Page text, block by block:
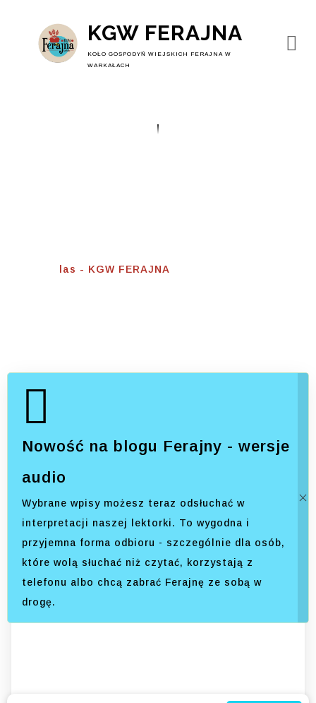
KGW FERAJNA
KOŁO GOSPODYŃ WIEJSKICH FERAJNA W
WARKAŁACH
las - KGW FERAJNA
Nowość na blogu Ferajny - wersje
audio
Wybrane wpisy możesz teraz odsłuchać w
interpretacji naszej lektorki. To wygodna i
przyjemna forma odbioru - szczególnie dla osób,
które wolą słuchać niż czytać, korzystają z
telefonu albo chcą zabrać Ferajnę ze sobą w
drogę.